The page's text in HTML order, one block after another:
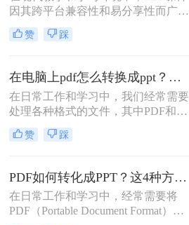
讲解和观众的理解。那么pdf文件怎么
转换成ppt文件呢？本文将详细介绍
PDF转PPT的多种方法，帮助您轻松
因其跨平台兼容性和易分享性而广受
欢迎。然而，在进行演示或需要更灵
活编辑内容时，将PDF课件转换为
个常见的需求。那么pdf课件怎么转换
成ppt呢？本文将详细介绍几种将PDF
课件转换成PPT的方法，帮助您轻松
完成转换工作。
赞 踩
在电脑上pdf怎么转换成ppt？教你3招轻松搞定!
在日常工作和学习中，我们经常需要
处理各种格式的文件，其中PDF和
PPT是两种极为常见的格式。PDF因
其跨平台性和不易编辑性而被广泛用
大的演示功能成为演示和教学的首
选。有时，我们需要将PDF文件转换
为PPT格式以便于编辑和展示。本文
将详细介绍在电脑上pdf怎么转换成
赞 踩
PDF如何转化成PPT？这4种方法你可以试试！
在日常工作和学习中，经常需要将
PDF（Portable Document Format）文